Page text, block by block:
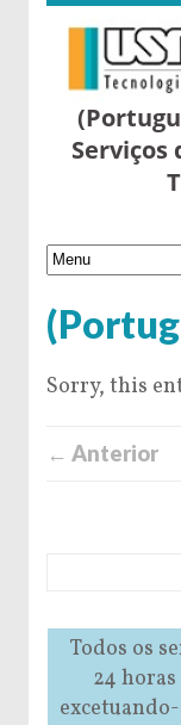
Serviços
Sorry, this
← Anterior
Todos os
24